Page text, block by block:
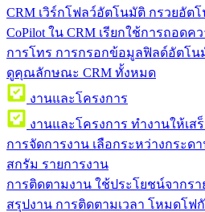
CRM เวิร์กโฟลว์อัตโนมัติ กรวยอัต
CoPilot ใน CRM เรียกใช้การถอดค
การโทร การกรอกข้อมูลฟิลด์อัตโน
ดูคุณลักษณะ CRM ทั้งหมด
งานและโครงการ
งานและโครงการ ทำงานให้เส
การจัดการงาน เลือกระหว่างกระ
สกรัม รายการงาน
การติดตามงาน ใช้ประโยชน์จากร
สรุปงาน การติดตามเวลา โหมดโ